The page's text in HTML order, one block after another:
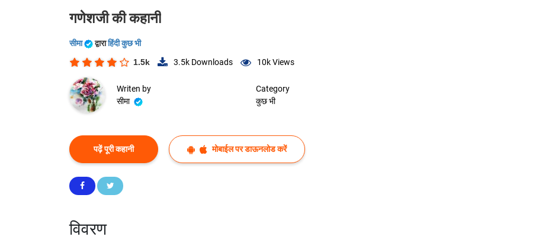
गणेशजी की कहानी
सीमा द्वाराहिंदी कुछ भी
1.5k 3.5k Downloads 10kViews
Writen by
सीमा
Category
कुछ भी
पढ़ें पूरी कहानी मोबाईल पर डाऊनलोड करें
विवरण